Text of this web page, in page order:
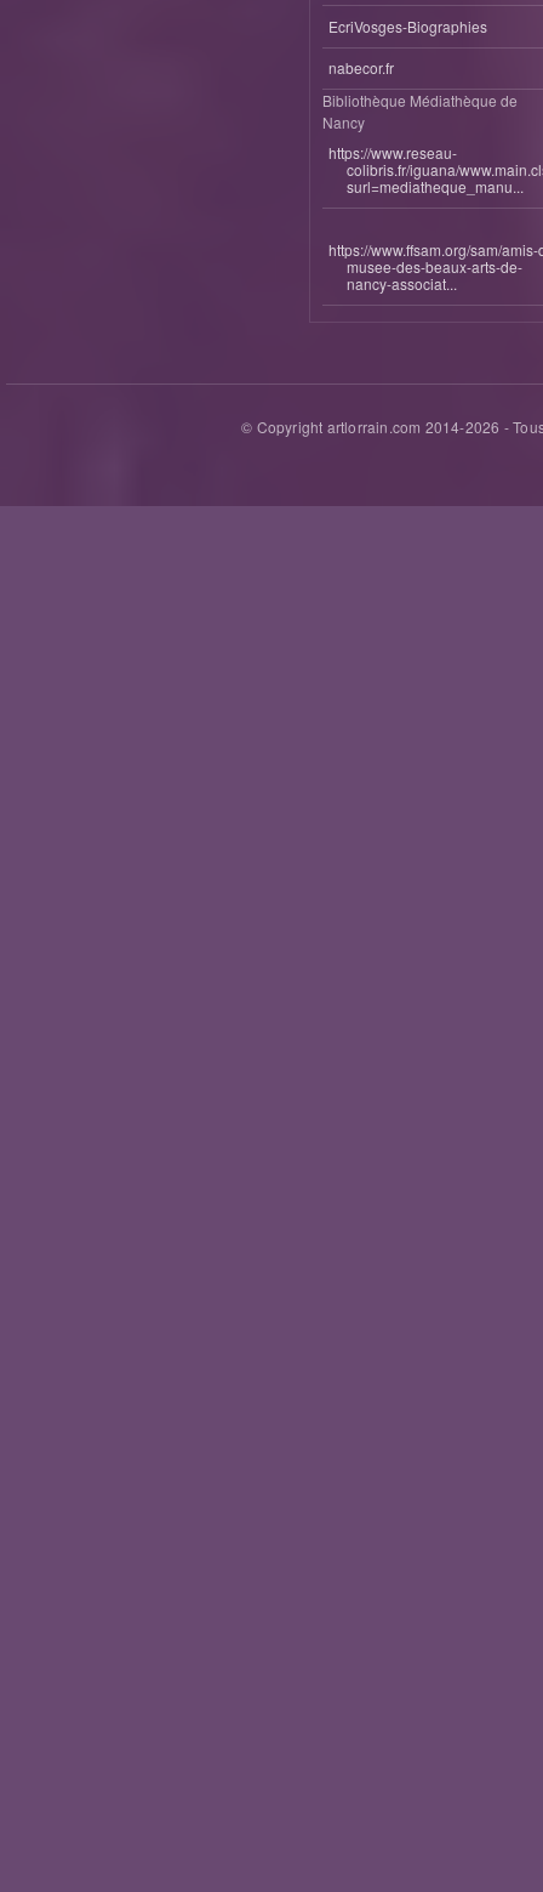
EcriVosges-Biographies
nabecor.fr
Bibliothèque Médiathèque de
Nancy
https://www.reseau-
colibris.fr/iguana/
surl=mediatheque_manu...
https://www.ffsam.org/sam/amis-
musee-des-beaux-arts-de-
nancy-associat...
© Copyright artlorrain.com 2014-2026 -